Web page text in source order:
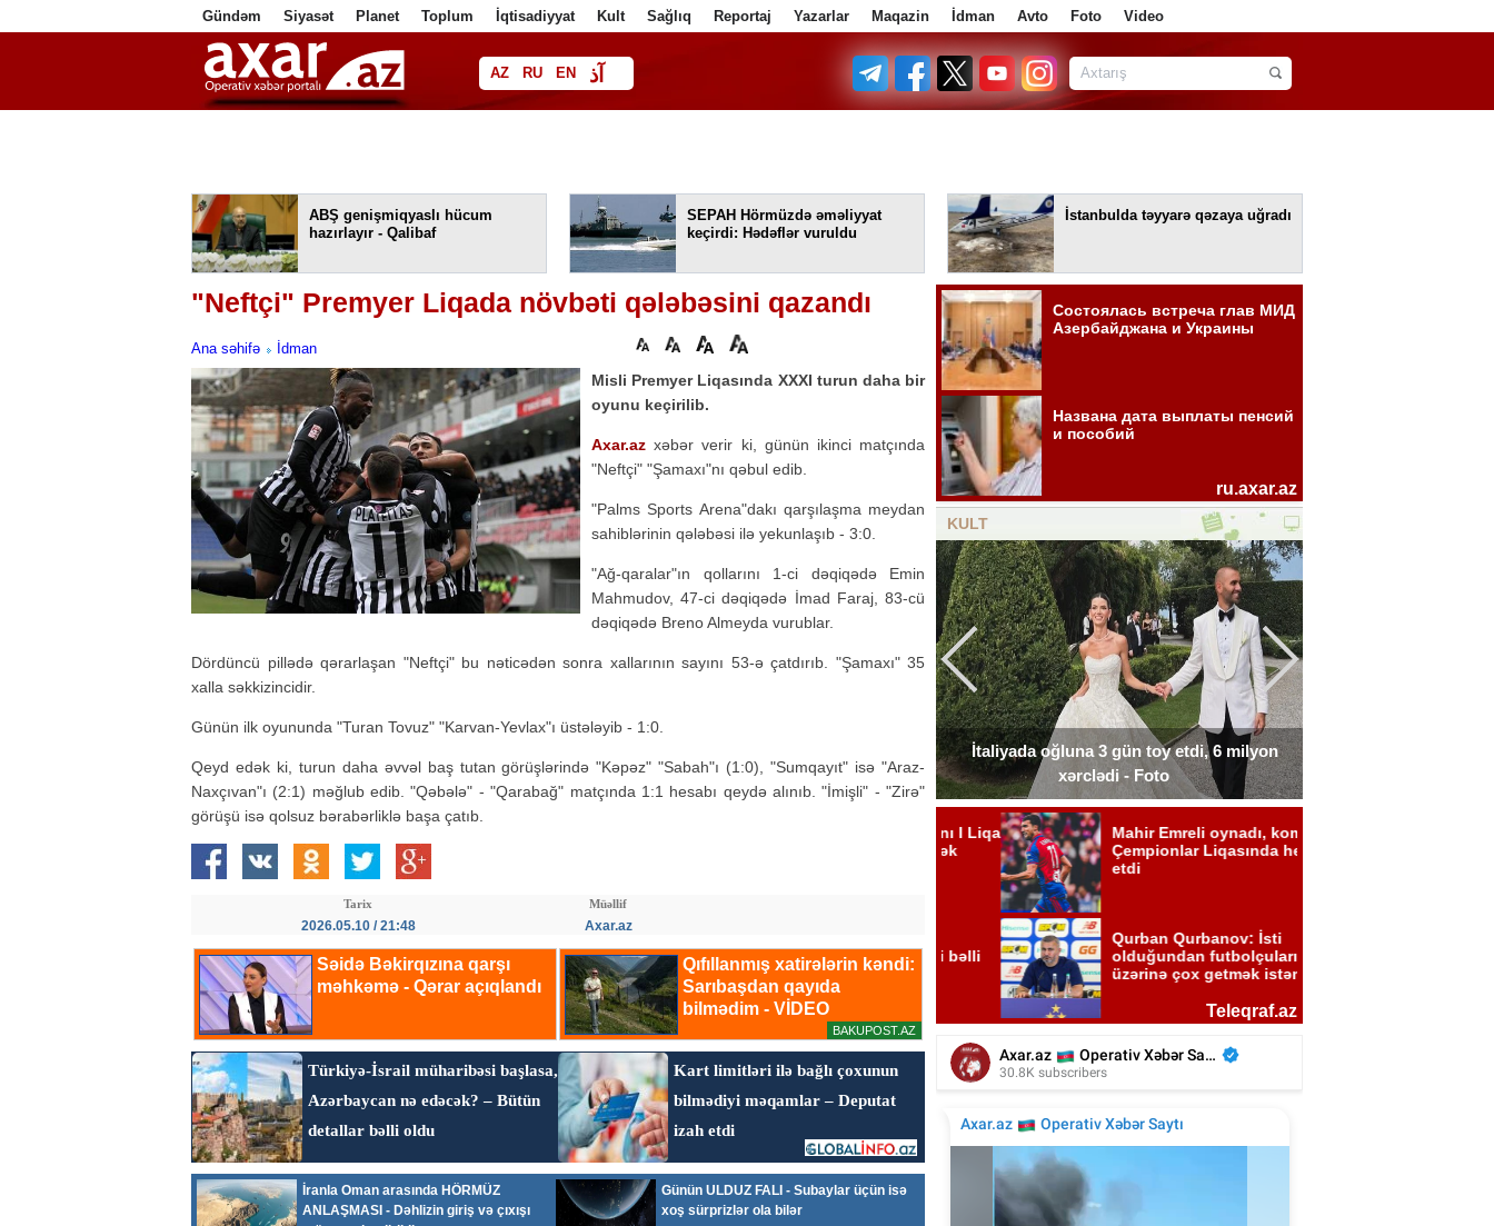
Gündəm Siyasət Planet Toplum İqtisadiyyat Kult Sağlıq Reportaj Yazarlar Maqazin İdman Avto Foto Video
AZ RU EN آذ
فا
ABŞ genişmiqyaslı hücum
hazırlayır - Qalibaf
SEPAH Hörmüzdə əməliyyat
keçirdi: Hədəflər vuruldu
İstanbulda təyyarə qəzaya uğradı
"Neftçi" Premyer Liqada növbəti qələbəsini qazandı
Ana səhifə İdman
Misli Premyer Liqasında XXXI turun daha bir
oyunu keçirilib.
Axar.az xəbər verir ki, günün ikinci matçında
"Neftçi" "Şamaxı"nı qəbul edib.
"Palms Sports Arena"dakı qarşılaşma meydan
sahiblərinin qələbəsi ilə yekunlaşıb - 3:0.
"Ağ-qaralar"ın qollarını 1-ci dəqiqədə Emin
Mahmudov, 47-ci dəqiqədə İmad Faraj, 83-cü
dəqiqədə Breno Almeyda vurublar.
Dördüncü pillədə qərarlaşan "Neftçi" bu nəticədən sonra xallarının sayını 53-ə çatdırıb. "Şamaxı" 35
xalla səkkizincidir.
Günün ilk oyununda "Turan Tovuz" "Karvan-Yevlax"ı üstələyib - 1:0.
Qeyd edək ki, turun daha əvvəl baş tutan görüşlərində "Kəpəz" "Sabah"ı (1:0), "Sumqayıt" isə "Araz-
Naxçıvan"ı (2:1) məğlub edib. "Qəbələ" - "Qarabağ" matçında 1:1 hesabı qeydə alınıb. "İmişli" - "Zirə"
görüşü isə qolsuz bərabərliklə başa çatıb.
Tarix
2026.05.10 / 21:48
Müəllif
Axar.az
KULT
Foto
İtaliyada oğluna 3 gün toy etdi, 6 milyon
xərclədi - Foto
Elçinin Fəxri xiyabandakı qəbirüstü abidəsi -
İtaliyada oğluna 3 gün toy etdi, 6 milyon